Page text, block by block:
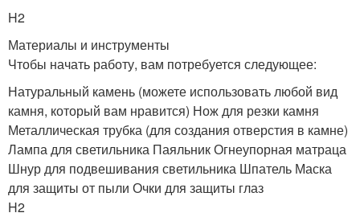
H2
Материалы и инструменты
Чтобы начать работу, вам потребуется следующее:
Натуральный камень (можете использовать любой вид
камня, который вам нравится) Нож для резки камня
Металлическая трубка (для создания отверстия в камне)
Лампа для светильника Паяльник Огнеупорная матраца
Шнур для подвешивания светильника Шпатель Маска
для защиты от пыли Очки для защиты глаз
H2